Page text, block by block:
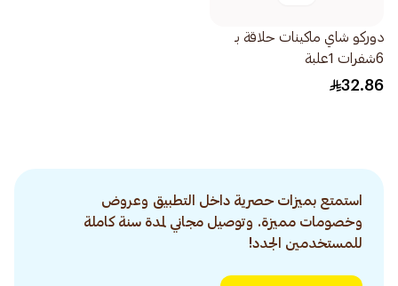
دوركو شاي ماكينات حلاقة بـ
6شفرات 1علبة
32.86
استمتع بميزات حصرية داخل التطبيق وعروض
وخصومات مميزة. وتوصيل مجاني لمدة سنة كاملة
للمستخدمين الجدد!